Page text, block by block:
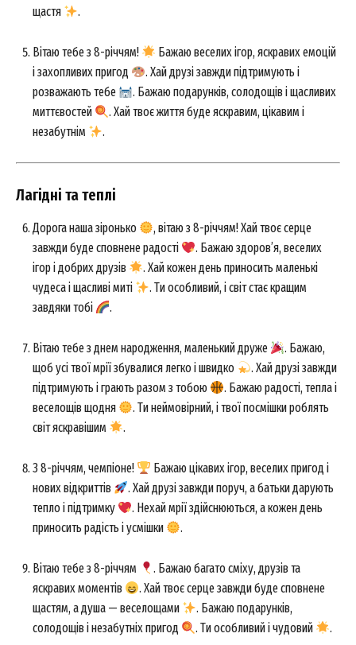
щастя
.
Вітаю тебе з 8-річчям!
Бажаю веселих ігор, яскравих емоцій
і захопливих пригод
. Хай друзі завжди підтримують і
розважають тебе
. Бажаю подарунків, солодощів і щасливих
миттєвостей
. Хай твоє життя буде яскравим, цікавим і
незабутнім
.
Лагідні та теплі
Дорога наша зіронько
, вітаю з 8-річчям! Хай твоє серце
завжди буде сповнене радості
. Бажаю здоров’я, веселих
ігор і добрих друзів
. Хай кожен день приносить маленькі
чудеса і щасливі миті
. Ти особливий, і світ стає кращим
завдяки тобі
.
Вітаю тебе з днем народження, маленький друже
. Бажаю,
щоб усі твої мрії збувалися легко і швидко
. Хай друзі завжди
підтримують і грають разом з тобою
. Бажаю радості, тепла і
веселощів щодня
. Ти неймовірний, і твої посмішки роблять
світ яскравішим
.
З 8-річчям, чемпіоне!
Бажаю цікавих ігор, веселих пригод і
нових відкриттів
. Хай друзі завжди поруч, а батьки дарують
тепло і підтримку
. Нехай мрії здійснюються, а кожен день
приносить радість і усмішки
.
Вітаю тебе з 8-річчям
. Бажаю багато сміху, друзів та
яскравих моментів
. Хай твоє серце завжди буде сповнене
щастям, а душа — веселощами
. Бажаю подарунків,
солодощів і незабутніх пригод
. Ти особливий і чудовий .